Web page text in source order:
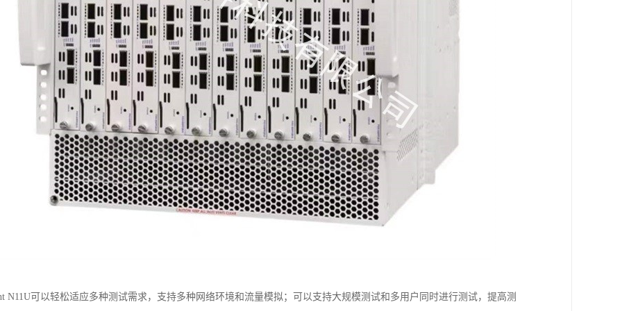
N11U可以轻松适应多种测试需求，支持多种网络环境和流量模拟；可以支持大规模测试和多用户同时进行测试，提高测